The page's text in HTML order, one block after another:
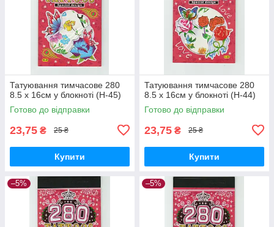
Татуювання тимчасове 280
8.5 х 16см у блокноті (H-45)
Готово до відправки
23,75 ₴ 25 ₴
Купити
Татуювання тимчасове 280
8.5 х 16см у блокноті (H-44)
Готово до відправки
23,75 ₴ 25 ₴
Купити
–5% –5%